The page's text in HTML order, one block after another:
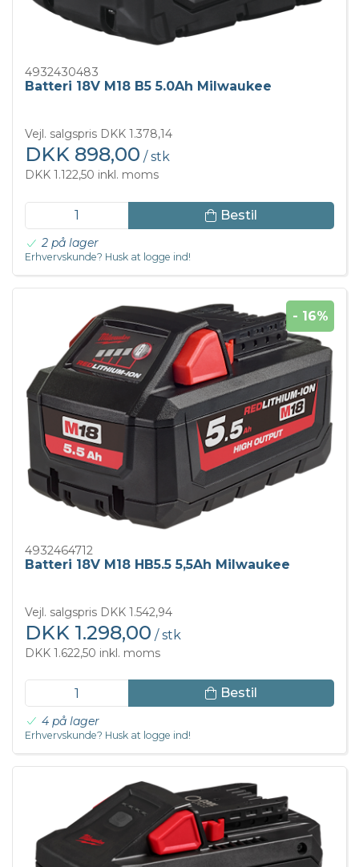
4932430483
Batteri 18V M18 B5 5.0Ah Milwaukee
Vejl. salgspris DKK 1.378,14
DKK 898,00 / stk
DKK 1.122,50 inkl. moms
Bestil
2 på lager
Erhvervskunde? Husk at logge ind!
- 16%
4932464712
Batteri 18V M18 HB5.5 5,5Ah Milwaukee
Vejl. salgspris DKK 1.542,94
DKK 1.298,00 / stk
DKK 1.622,50 inkl. moms
Bestil
4 på lager
Erhvervskunde? Husk at logge ind!